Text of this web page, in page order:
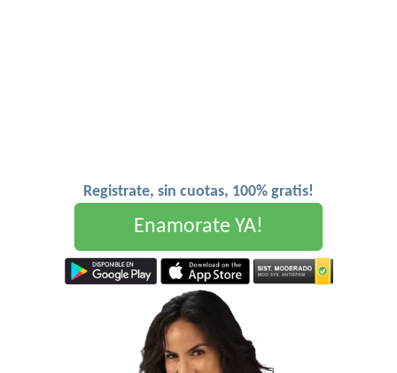
Registrate, sin cuotas, 100% gratis!
Enamorate YA!